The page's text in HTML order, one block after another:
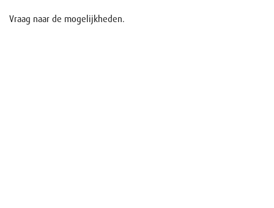
Vraag naar de mogelijkheden.